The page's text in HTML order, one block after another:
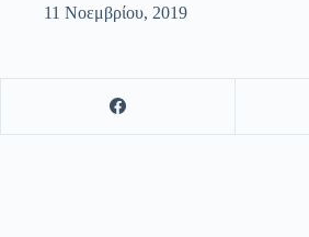
11 Νοεμβρίου, 2019